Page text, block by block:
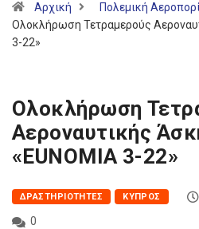
Αρχική Πολεμική
Ολοκλήρωση Τετραμερούς
3-22»
Ολοκλήρωση
Αεροναυτικής
«EUNOMIA 3-22»
ΔΡΑΣΤΗΡΙΌΤΗΤΕΣ ΚΎΠΡΟΣ
0